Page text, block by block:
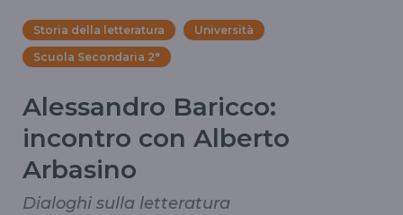
Storia della letteratura
Università
Scuola Secondaria 2°
Alessandro Baricco:
incontro con Alberto
Arbasino
Dialoghi sulla letteratura